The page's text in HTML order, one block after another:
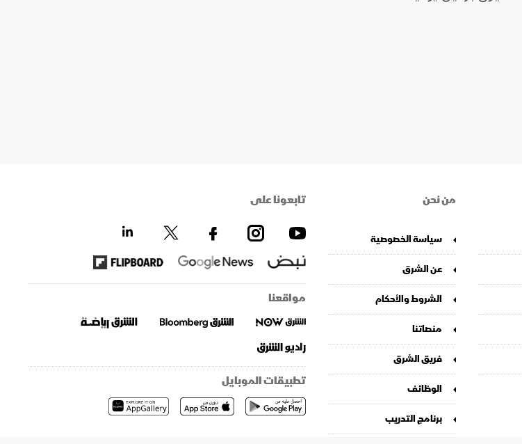
من نحن
سياسة الخصوصية
عن الشرق
الشروط والأحكام
منصاتنا
فريق الشرق
الوظائف
برنامج التدريب
تابعونا على
مواقعنا
تطبيقات الموبايل